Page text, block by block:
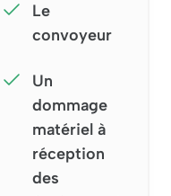
Le
convoyeur
Un
dommage
matériel à
réception
des